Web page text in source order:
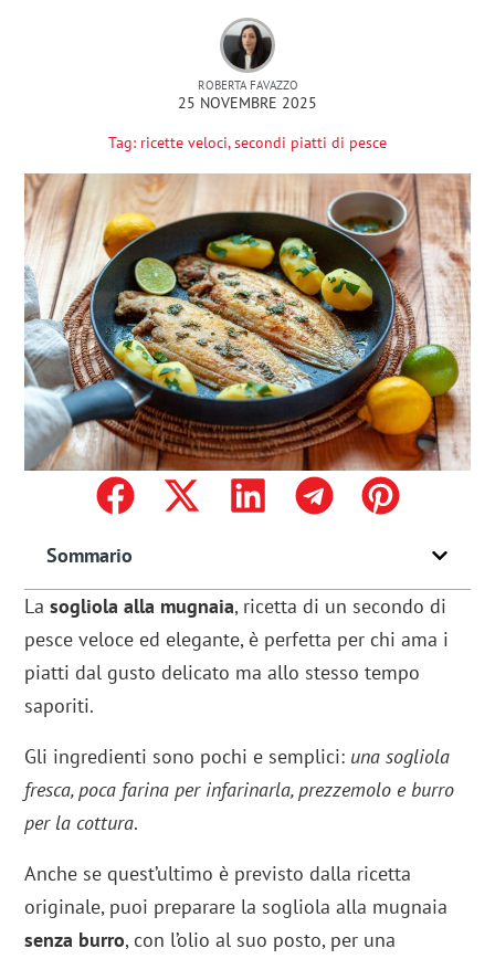
ROBERTA FAVAZZO
25 NOVEMBRE 2025
Tag: ricette veloci,secondi piatti di pesce
Sommario
Lasogliola alla mugnaia, ricetta di un secondo di
pesce veloce ed elegante, è perfetta per chi ama i
piatti dal gusto delicato ma allo stesso tempo
saporiti.
Gli ingredienti sono pochi e semplici: una sogliola
fresca, poca farina per infarinarla, prezzemolo e burro
per la cottura.
Anche se quest’ultimo è previsto dalla ricetta
originale, puoi preparare la sogliola alla mugnaia
senza burro, con l’olio al suo posto, per una